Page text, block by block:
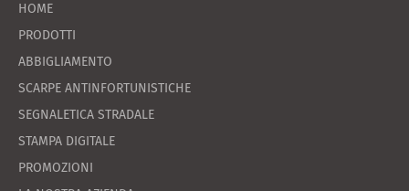
HOME
PRODOTTI
ABBIGLIAMENTO
SCARPE ANTINFORTUNISTICHE
SEGNALETICA STRADALE
STAMPA DIGITALE
PROMOZIONI